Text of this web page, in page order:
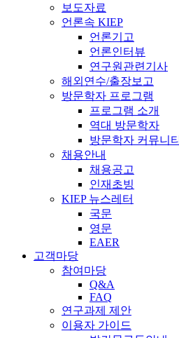
보도자료
언론속 KIEP
언론기고
언론인터뷰
연구원관련기사
해외연수/출장보고
방문학자 프로그램
프로그램 소개
역대 방문학자
방문학자 커뮤니티
채용안내
채용공고
인재초빙
KIEP 뉴스레터
국문
영문
EAER
고객마당
참여마당
Q&A
FAQ
연구과제 제안
이용자 가이드